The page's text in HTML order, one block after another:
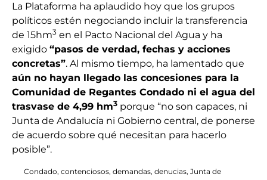
La Plataforma ha aplaudido hoy que los grupos
políticos estén negociando incluir la transferencia
de 15hm3 en el Pacto Nacional del Agua y ha
exigido “pasos de verdad, fechas y acciones
concretas”. Al mismo tiempo, ha lamentado que
aún no hayan llegado las concesiones para la
Comunidad de Regantes Condado ni el agua del
trasvase de 4,99 hm3 porque “no son capaces, ni
Junta de Andalucía ni Gobierno central, de ponerse
de acuerdo sobre qué necesitan para hacerlo
posible”.
Condado, contenciosos, demandas, denucias, Junta de